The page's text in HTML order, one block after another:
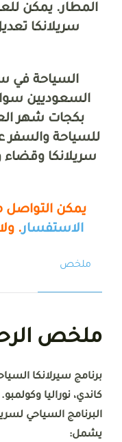
المطار. يمكن
سريلانكا
السياحة في
السعوديين
بكجات شهر
للسياحة
سريلانكا وقضاء
يمكن التواصل
الاستفسار.
ملخص
ملخص
كاندي، نوراليا وكولمبو.
البرنامج السياحي
يشمل: